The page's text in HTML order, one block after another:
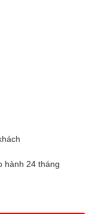
hành 24 tháng